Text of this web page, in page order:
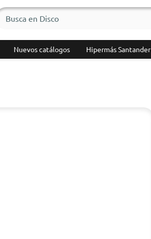
Nuevos catálogos Hipermás Santander